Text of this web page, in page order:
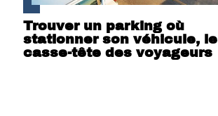
Trouver un parking où
stationner son véhicule, le
casse-tête des voyageurs